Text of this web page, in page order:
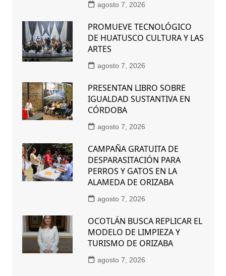
agosto 7, 2026
PROMUEVE TECNOLÓGICO
DE HUATUSCO CULTURA Y LAS
ARTES
agosto 7, 2026
PRESENTAN LIBRO SOBRE
IGUALDAD SUSTANTIVA EN
CÓRDOBA
agosto 7, 2026
CAMPAÑA GRATUITA DE
DESPARASITACIÓN PARA
PERROS Y GATOS EN LA
ALAMEDA DE ORIZABA
agosto 7, 2026
OCOTLÁN BUSCA REPLICAR EL
MODELO DE LIMPIEZA Y
TURISMO DE ORIZABA
agosto 7, 2026